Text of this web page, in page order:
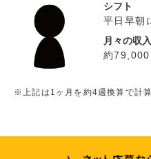
シフト
平日早朝
月々の収入
約79,000
※上記は1ヶ月を約4週換算で計